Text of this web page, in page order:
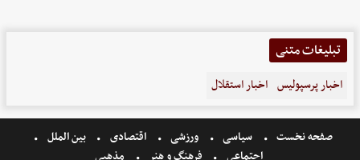
تبلیغات متنی
اخبار پرسپولیس اخبار استقلال
صفحه نخست سیاسی ورزشی اقتصادی
بین الملل